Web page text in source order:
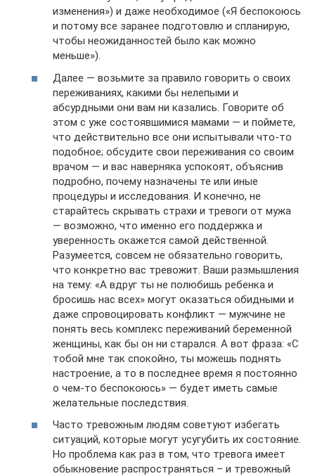
изменения») и даже необходимое («Я беспокоюсь
и потому все заранее подготовлю и спланирую,
чтобы неожиданностей было как можно
меньше»).
Далее — возьмите за правило говорить о своих
переживаниях, какими бы нелепыми и
абсурдными они вам ни казались. Говорите об
этом с уже состоявшимися мамами — и поймете,
что действительно все они испытывали что-то
подобное; обсудите свои переживания со своим
врачом — и вас наверняка успокоят, объяснив
подробно, почему назначены те или иные
процедуры и исследования. И конечно, не
старайтесь скрывать страхи и тревоги от мужа
— возможно, что именно его поддержка и
уверенность окажется самой действенной.
Разумеется, совсем не обязательно говорить,
что конкретно вас тревожит. Ваши размышления
на тему: «А вдруг ты не полюбишь ребенка и
бросишь нас всех» могут оказаться обидными и
даже спровоцировать конфликт — мужчине не
понять весь комплекс переживаний беременной
женщины, как бы он ни старался. А вот фраза: «С
тобой мне так спокойно, ты можешь поднять
настроение, а то в последнее время я постоянно
о чем-то беспокоюсь» — будет иметь самые
желательные последствия.
Часто тревожным людям советуют избегать
ситуаций, которые могут усугубить их состояние.
Но проблема как раз в том, что тревога имеет
обыкновение распространяться – и тревожный